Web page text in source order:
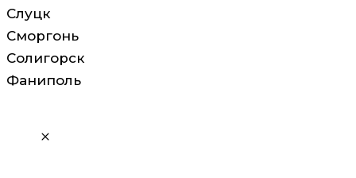
Слуцк
Сморгонь
Солигорск
Фаниполь